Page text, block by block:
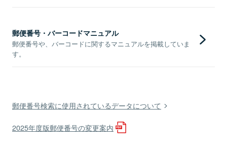
郵便番号・バーコードマニュアル
郵便番号や、バーコードに関するマニュアルを掲載していま
す。
郵便番号検索に使用されているデータについて
2025年度版郵便番号の変更案内